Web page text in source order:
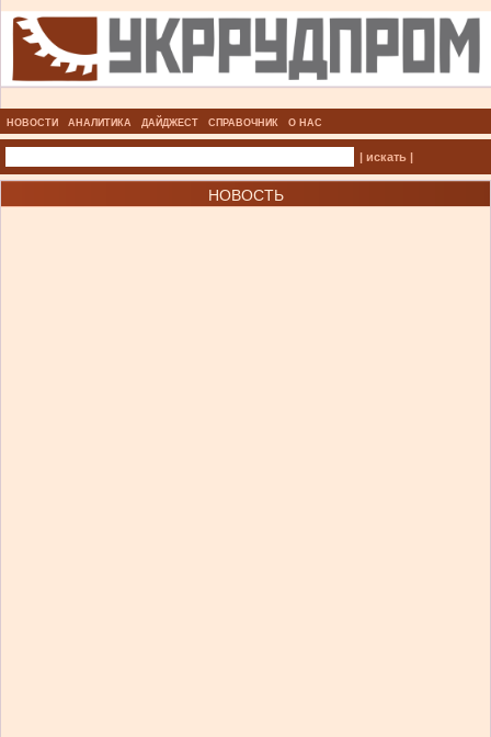
НОВОСТИ АНАЛИТИКА ДАЙДЖЕСТ СПРАВОЧНИК О НАС
| искать |
НОВОСТЬ